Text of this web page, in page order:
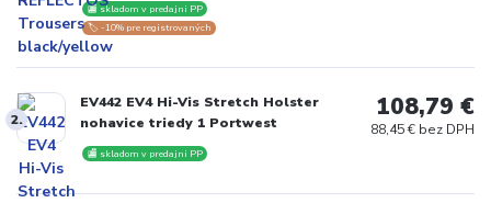
🏬 skladom v predajni PP
🏷️ -10% pre registrovaných
2.
EV442 EV4 Hi-Vis Stretch Holster
nohavice triedy 1 Portwest
🏬 skladom v predajni PP
108,79 €
88,45 € bez DPH